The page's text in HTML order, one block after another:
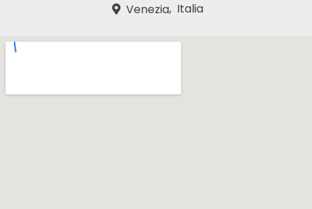
Venezia, Italia